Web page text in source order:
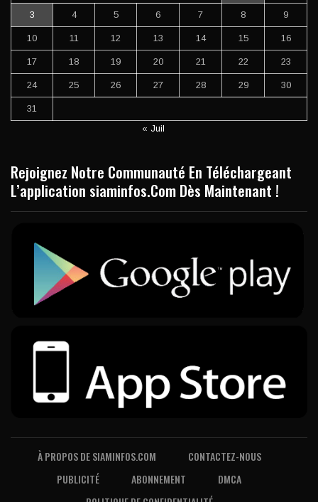
3 4 5 6 7 8 9
10 11 12 13 14 15 16
17 18 19 20 21 22 23
24 25 26 27 28 29 30
31
« Juil
Rejoignez Notre Communauté En Téléchargeant
L’application siaminfos.Com Dès Maintenant !
À PROPOS DE SIAMINFOS.COM
CONTACTEZ-NOUS
PUBLICITÉ
ABONNEMENT
DMCA